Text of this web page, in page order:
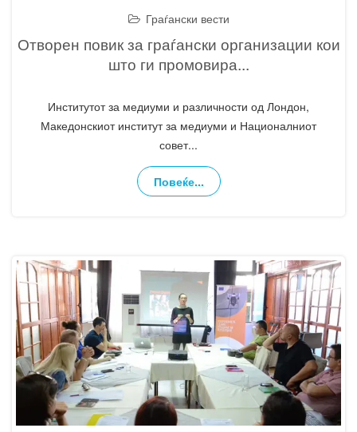
Граѓански вести
Отворен повик за граѓански организации кои
што ги промовира...
Институтот за медиуми и различности од Лондон,
Македонскиот институт за медиуми и Националниот
совет...
Повеќе...